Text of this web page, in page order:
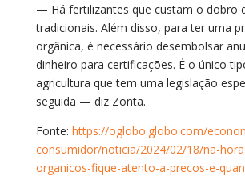
— Há fertilizantes que custam o dobro
tradicionais. Além disso, para ter uma
orgânica, é necessário desembolsar
dinheiro para certificações. É o único
agricultura que tem uma legislação
seguida — diz Zonta.
Fonte: https://oglobo.globo.com/
consumidor/noticia/2024/02/18/na-
organicos-fique-atento-a-precos-e-